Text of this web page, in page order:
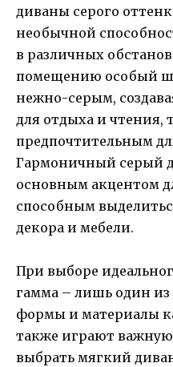
диваны серого
необычной
в различных
помещению особый
нежно-серым,
для отдыха и чтения,
предпочтительным
Гармоничный серый
основным акцентом
способным
декора и мебели.
При выборе
гамма – лишь один из
формы и материалы
также играют
выбрать мягкий